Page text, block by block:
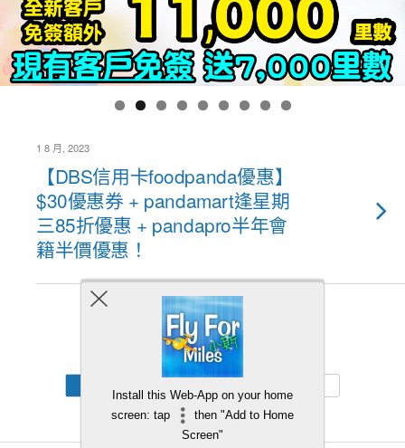
1 8 月, 2023
【DBS信用卡foodpanda優惠】
$30優惠券 + pandamart逢星期
三85折優惠 + pandapro半年會
籍半價優惠！
Back to top
Install this Web-App on your home
screen: tap
then "Add to Home
Screen"